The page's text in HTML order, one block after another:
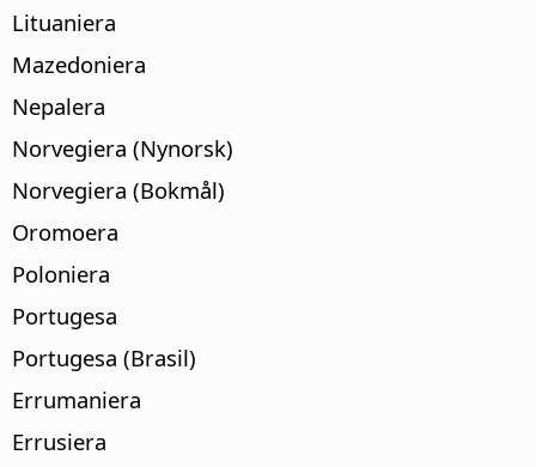
Lituaniera
Mazedoniera
Nepalera
Norvegiera (Nynorsk)
Norvegiera (Bokmål)
Oromoera
Poloniera
Portugesa
Portugesa (Brasil)
Errumaniera
Errusiera